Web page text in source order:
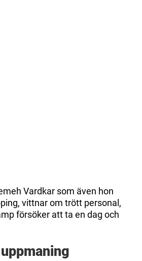
Vardkar som även hon
vittnar om trött personal,
försöker att ta en dag och